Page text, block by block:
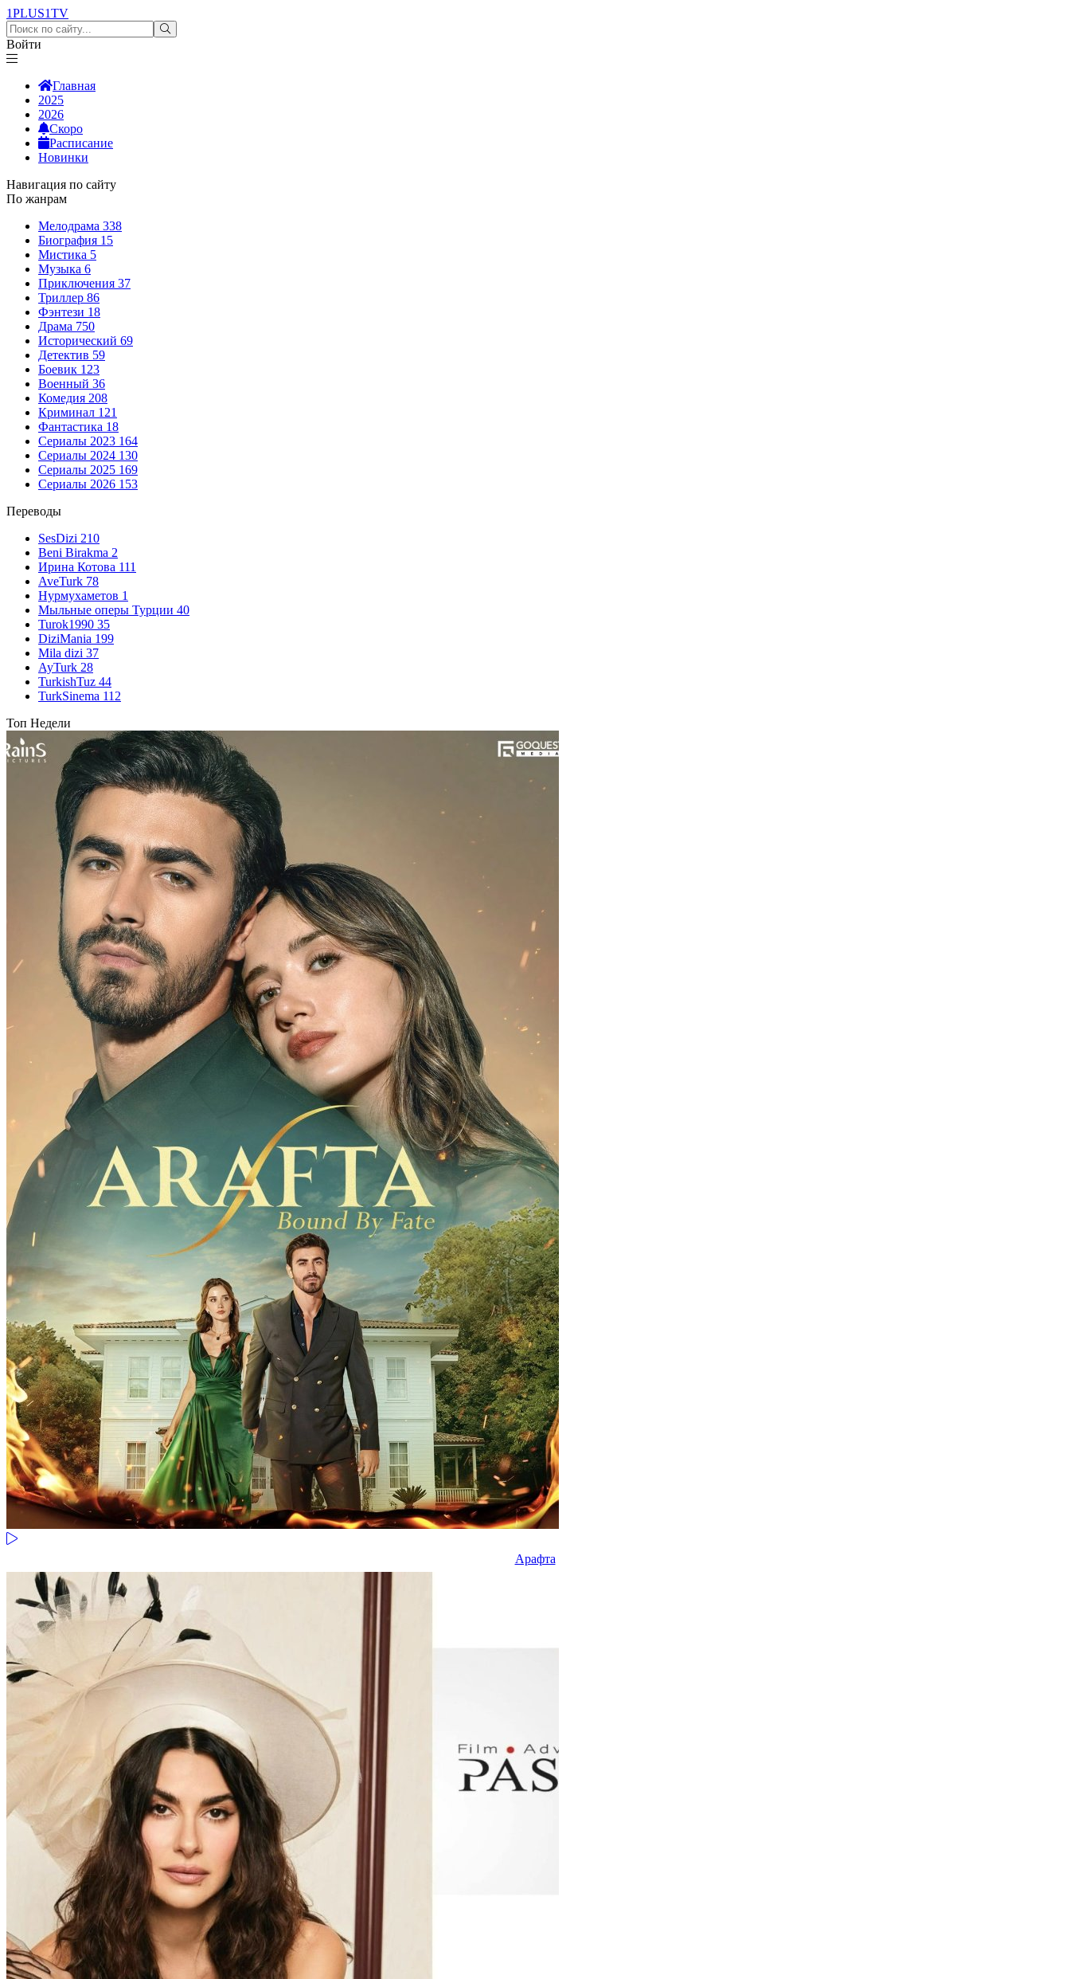
1PLUS1TV
Войти
Главная
2025
2026
Скоро
Расписание
Новинки
Навигация по сайту
По жанрам
Мелодрама 338
Биография 15
Мистика 5
Музыка 6
Приключения 37
Триллер 86
Фэнтези 18
Драма 750
Исторический 69
Детектив 59
Боевик 123
Военный 36
Комедия 208
Криминал 121
Фантастика 18
Сериалы 2023 164
Сериалы 2024 130
Сериалы 2025 169
Сериалы 2026 153
Переводы
SesDizi 210
Beni Birakma 2
Ирина Котова 111
AveTurk 78
Нурмухаметов 1
Мыльные оперы Турции 40
Turok1990 35
DiziMania 199
Mila dizi 37
AyTurk 28
TurkishTuz 44
TurkSinema 112
Топ Недели
Арафта